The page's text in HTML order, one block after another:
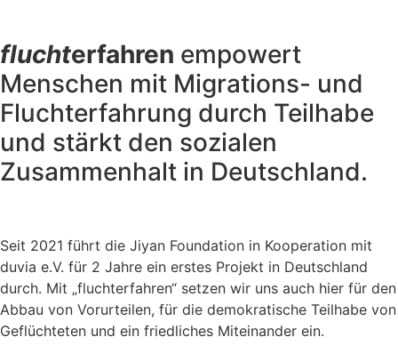
fluchterfahren empowert
Menschen mit Migrations- und
Fluchterfahrung durch Teilhabe
und stärkt den sozialen
Zusammenhalt in Deutschland.
Seit 2021 führt die Jiyan Foundation in Kooperation mit
duvia e.V. für 2 Jahre ein erstes Projekt in Deutschland
durch. Mit „fluchterfahren“ setzen wir uns auch hier für den
Abbau von Vorurteilen, für die demokratische Teilhabe von
Geflüchteten und ein friedliches Miteinander ein.